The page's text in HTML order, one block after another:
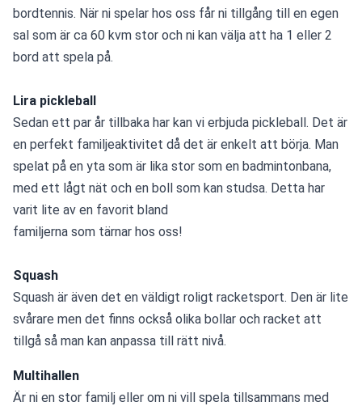
bordtennis. När ni spelar hos oss får ni tillgång till en egen
sal som är ca 60 kvm stor och ni kan välja att ha 1 eller 2
bord att spela på.
Lira pickleball
Sedan ett par år tillbaka har kan vi erbjuda pickleball. Det är
en perfekt familjeaktivitet då det är enkelt att börja. Man
spelat på en yta som är lika stor som en badmintonbana,
med ett lågt nät och en boll som kan studsa. Detta har
varit lite av en favorit bland
familjerna som tärnar hos oss!
Squash
Squash är även det en väldigt roligt racketsport. Den är lite
svårare men det finns också olika bollar och racket att
tillgå så man kan anpassa till rätt nivå.
Multihallen
Är ni en stor familj eller om ni vill spela tillsammans med